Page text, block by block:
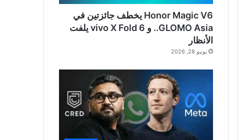
Honor Magic V6 يخطف جائزتين في
GLOMO Asia.. و vivo X Fold 6 يلفت
الأنظار
يونيو 28, 2026